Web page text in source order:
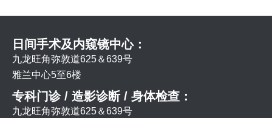
日间手术及内窥镜中心：
九龙旺角弥敦道625＆639号
雅兰中心5至6楼
专科门诊 / 造影诊断 / 身体检查：
九龙旺角弥敦道625＆639号